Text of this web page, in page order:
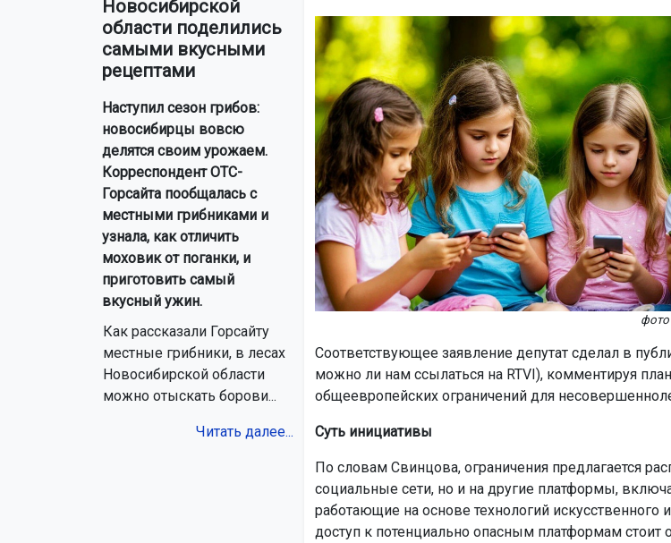
Новосибирской
области поделились
самыми вкусными
рецептами
Наступил сезон грибов:
новосибирцы вовсю
делятся своим урожаем.
Корреспондент ОТС-
Горсайта пообщалась с
местными грибниками и
узнала, как отличить
моховик от поганки, и
приготовить самый
вкусный ужин.
Как рассказали Горсайту
местные грибники, в лесах
Новосибирской области
можно отыскать борови...
Читать далее...
фото
Соответствующее заявление депутат сделал в
можно ли нам ссылаться на RTVI), комментируя
общеевропейских ограничений для
Суть инициативы
По словам Свинцова, ограничения предлагается
социальные сети, но и на другие платформы,
работающие на основе технологий искусственного
доступ к потенциально опасным платформам стоит